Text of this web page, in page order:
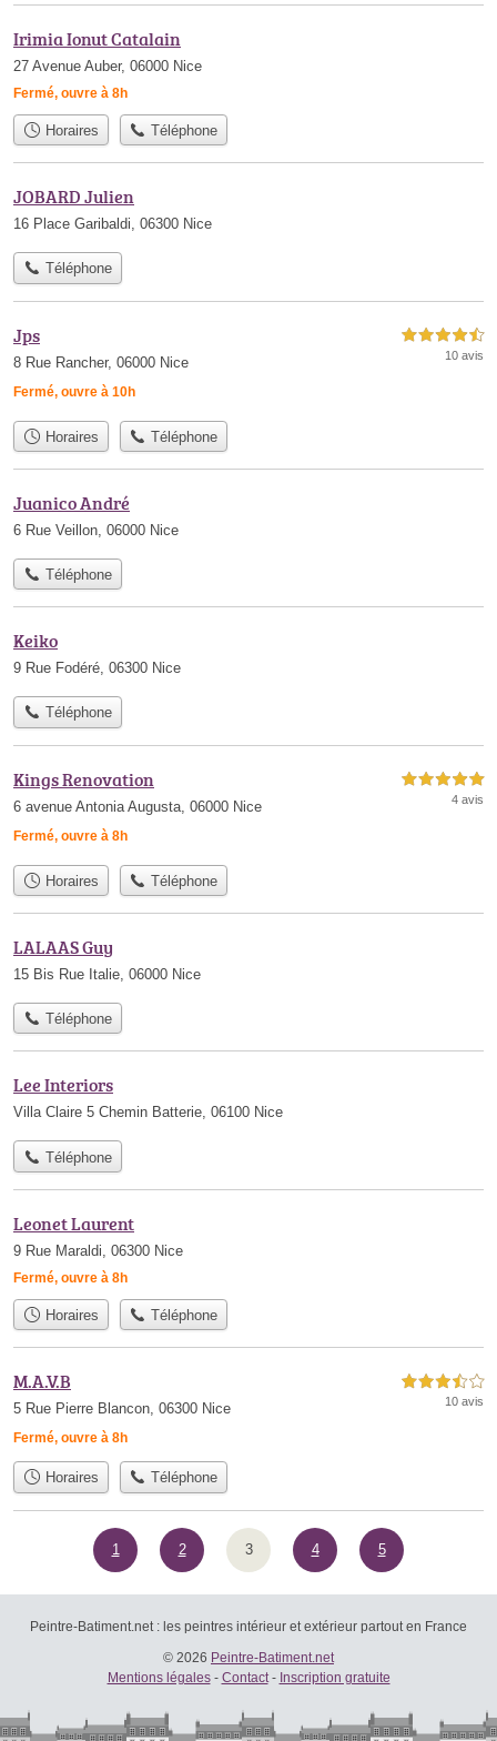
Irimia Ionut Catalain
27 Avenue Auber, 06000 Nice
Fermé, ouvre à 8h
Horaires Téléphone
JOBARD Julien
16 Place Garibaldi, 06300 Nice
Téléphone
Jps
8 Rue Rancher, 06000 Nice
Fermé, ouvre à 10h
4,5 étoiles sur 5
10 avis
Horaires Téléphone
Juanico André
6 Rue Veillon, 06000 Nice
Téléphone
Keiko
9 Rue Fodéré, 06300 Nice
Téléphone
Kings Renovation
6 avenue Antonia Augusta, 06000 Nice
Fermé, ouvre à 8h
5,0 étoiles sur 5
4 avis
Horaires Téléphone
LALAAS Guy
15 Bis Rue Italie, 06000 Nice
Téléphone
Lee Interiors
Villa Claire 5 Chemin Batterie, 06100 Nice
Téléphone
Leonet Laurent
9 Rue Maraldi, 06300 Nice
Fermé, ouvre à 8h
Horaires Téléphone
M.A.V.B
5 Rue Pierre Blancon, 06300 Nice
Fermé, ouvre à 8h
3,5 étoiles sur 5
10 avis
Horaires Téléphone
1 2 3 4 5
Peintre-Batiment.net : les peintres intérieur et extérieur partout en France
© 2026 Peintre-Batiment.net
Mentions légales- Contact- Inscription gratuite